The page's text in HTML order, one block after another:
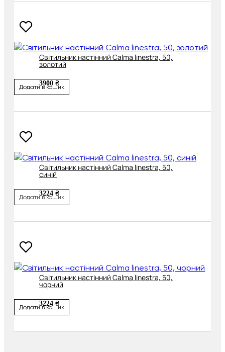
Світильник настінний Calma linestra, 50,
золотий
3900 ₴
Додати в кошик
Світильник настінний Calma linestra, 50,
синій
3224 ₴
Додати в кошик
Світильник настінний Calma linestra, 50,
чорний
3224 ₴
Додати в кошик